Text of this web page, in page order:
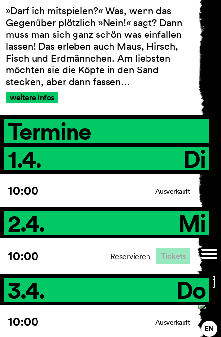
AGB
Impressum
Datenschutz
Barrierefreiheitserklärung
»Darf ich mitspielen?« Was, wenn das
Gegenüber plötzlich »Nein!« sagt? Dann
muss man sich ganz schön was einfallen
lassen! Das erleben auch Maus, Hirsch,
Fisch und Erdmännchen. Am liebsten
möchten sie die Köpfe in den Sand
stecken, aber dann fassen…
weitere Infos
Termine
1.4.
Di
10:00 Ausverkauft
2.4. Mi
10:00 Reservieren Tickets
3.4. Do
10:00 Ausverkauft